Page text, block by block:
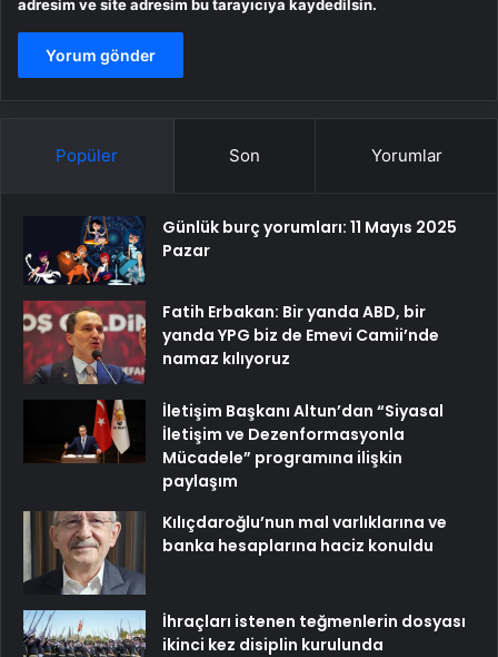
adresim ve site adresim bu tarayıcıya kaydedilsin.
Popüler Son Yorumlar
Günlük burç yorumları: 11 Mayıs 2025
Pazar
Fatih Erbakan: Bir yanda ABD, bir
yanda YPG biz de Emevi Camii’nde
namaz kılıyoruz
İletişim Başkanı Altun’dan “Siyasal
İletişim ve Dezenformasyonla
Mücadele” programına ilişkin
paylaşım
Kılıçdaroğlu’nun mal varlıklarına ve
banka hesaplarına haciz konuldu
İhraçları istenen teğmenlerin dosyası
ikinci kez disiplin kurulunda